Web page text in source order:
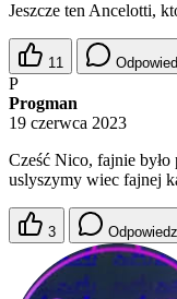
Jeszcze ten Ancelotti,
11
P
Progman
19 czerwca 2023
Cześć Nico, fajnie
uslyszymy wiec fajnej
3 Odpowiedz